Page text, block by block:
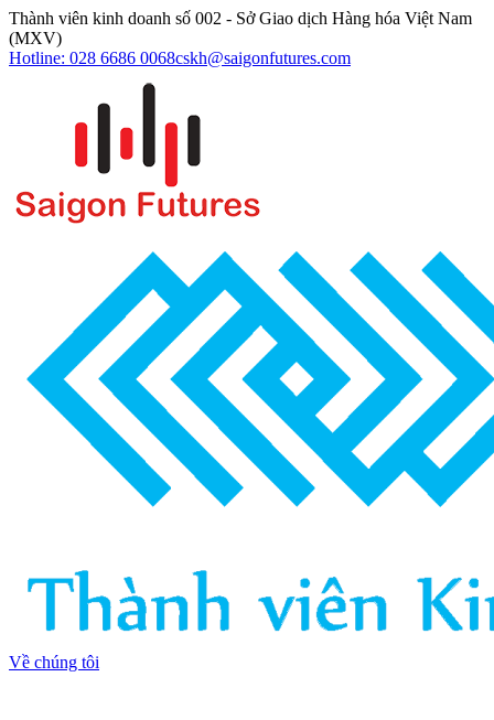
Thành viên kinh doanh số 002 - Sở Giao dịch Hàng hóa Việt Nam
(MXV)
Hotline: 028 6686 0068cskh@saigonfutures.com
Về chúng tôi